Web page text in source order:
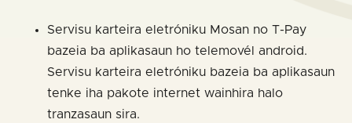
Servisu karteira eletróniku Mosan no T-Pay
bazeia ba aplikasaun ho telemovél android.
Servisu karteira eletróniku bazeia ba aplikasaun
tenke iha pakote internet wainhira halo
tranzasaun sira.